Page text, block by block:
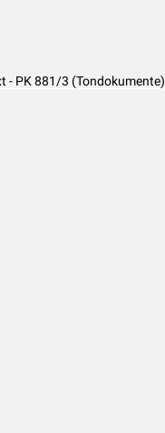
- PK 881/3 (Tondokumente)